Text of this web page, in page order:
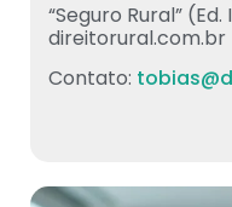
“Seguro Rural”
direitorural.com.br
Contato: